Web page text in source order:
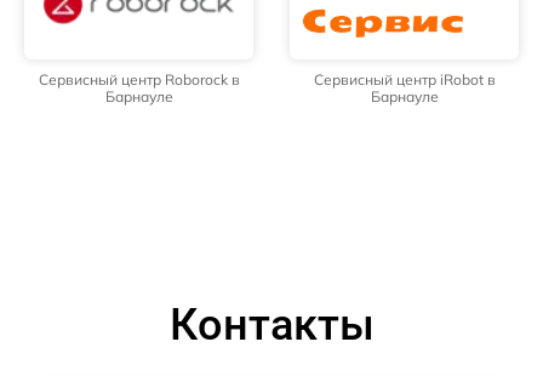
Сервисный центр Roborock в
Барнауле
Сервисный центр iRobot в
Барнауле
Контакты